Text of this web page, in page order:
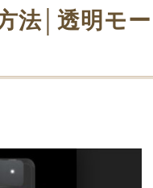
法│透明モ